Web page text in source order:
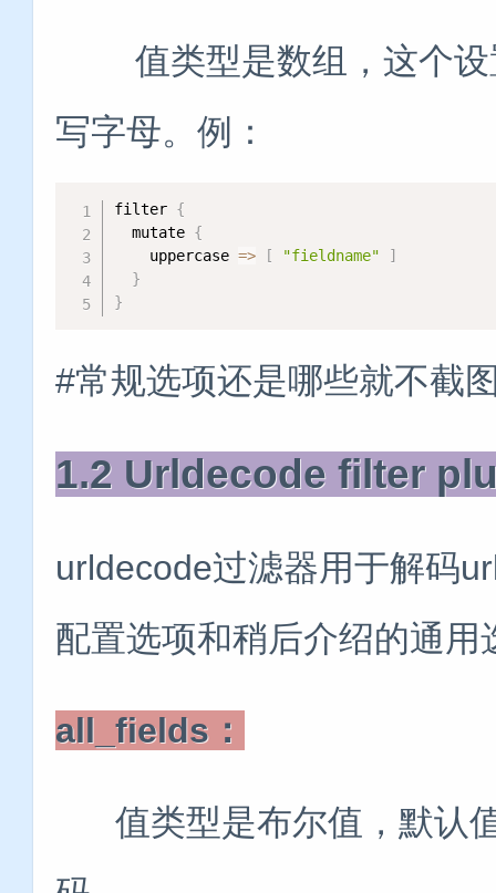
值类型是数组，这个设
写字母。例：
filter {
  mutate
{
    uppercase
=> [ "fieldname"
]
}
}
#常规选项还是哪些就不截
1.2 Urldecode filter
urldecode过滤器用于解码
配置选项和稍后介绍的通用
all_fields：
值类型是布尔值，默认